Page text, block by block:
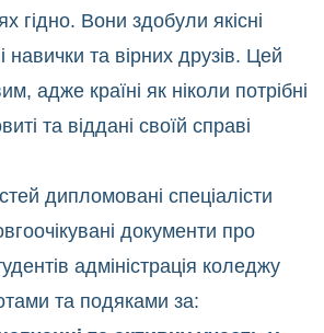
гідно. Вони здобули якісні
навички та вірних друзів. Цей
адже країні як ніколи потрібні
та віддані своїй справі
дипломовані спеціалісти
документи про
адміністрація коледжу
та подяками за: